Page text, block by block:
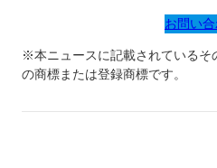
お問い
※本ニュースに記載されているそ
の商標または登録商標です。